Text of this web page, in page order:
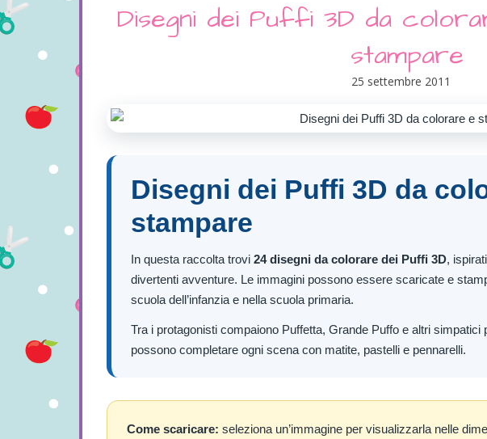
Disegni dei Puffi 3D da
stampare
25 settembre 2011
Disegni dei Puffi 3D da
stampare
In questa raccolta trovi 24 disegni da colorare dei Puffi 3D,
divertenti avventure. Le immagini possono essere scaricate e
scuola dell’infanzia e nella scuola primaria.
Tra i protagonisti compaiono Puffetta, Grande Puffo e altri simpatici
possono completare ogni scena con matite, pastelli e pennarelli.
Come scaricare: seleziona un’immagine per visualizzarla nelle